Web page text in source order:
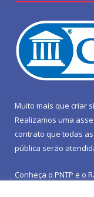
Muito mais que criar
Realizamos uma
contrato que todas
pública serão
Conheça o PNTP e o